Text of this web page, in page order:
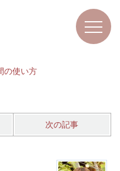
の使い方
次の記事